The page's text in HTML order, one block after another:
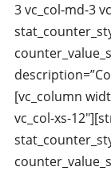
3 vc_col-md-3
[vc_column
vc_col-xs-